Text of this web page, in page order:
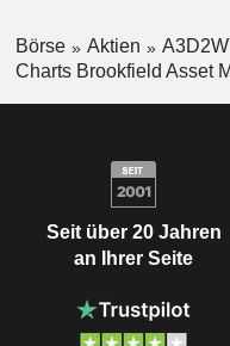
Börse Aktien
Charts Brookfield Asset
Seit über 20 Jahren
an Ihrer Seite